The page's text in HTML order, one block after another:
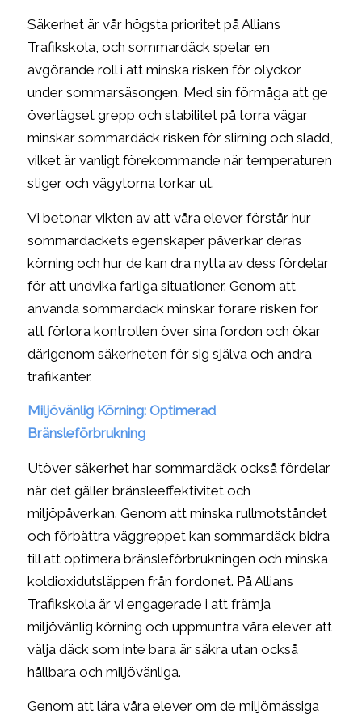
Säkerhet är vår högsta prioritet på Allians
Trafikskola, och sommardäck spelar en
avgörande roll i att minska risken för olyckor
under sommarsäsongen. Med sin förmåga att ge
överlägset grepp och stabilitet på torra vägar
minskar sommardäck risken för slirning och sladd,
vilket är vanligt förekommande när temperaturen
stiger och vägytorna torkar ut.
Vi betonar vikten av att våra elever förstår hur
sommardäckets egenskaper påverkar deras
körning och hur de kan dra nytta av dess fördelar
för att undvika farliga situationer. Genom att
använda sommardäck minskar förare risken för
att förlora kontrollen över sina fordon och ökar
därigenom säkerheten för sig själva och andra
trafikanter.
Miljövänlig Körning: Optimerad
Bränsleförbrukning
Utöver säkerhet har sommardäck också fördelar
när det gäller bränsleeffektivitet och
miljöpåverkan. Genom att minska rullmotståndet
och förbättra väggreppet kan sommardäck bidra
till att optimera bränsleförbrukningen och minska
koldioxidutsläppen från fordonet. På Allians
Trafikskola är vi engagerade i att främja
miljövänlig körning och uppmuntra våra elever att
välja däck som inte bara är säkra utan också
hållbara och miljövänliga.
Genom att lära våra elever om de miljömässiga